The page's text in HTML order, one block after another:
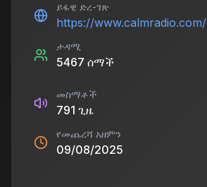
ይፋዊ ድረ-ገጽ
https://www.calmradio.com/
ታዳሚ
5467 ሰማች
መስማቶች
791 ጊዜ
የመጨረሻ አዘምን
09/08/2025